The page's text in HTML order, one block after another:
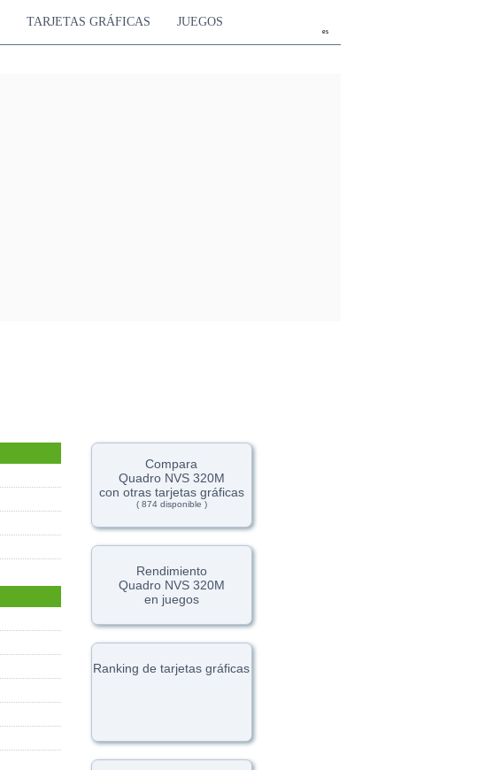
es
TARJETAS GRÁFICAS JUEGOS
Compara
Quadro NVS 320M
con otras tarjetas gráficas
( 874 disponible )
Rendimiento
Quadro NVS 320M
en juegos
Ranking de tarjetas gráficas